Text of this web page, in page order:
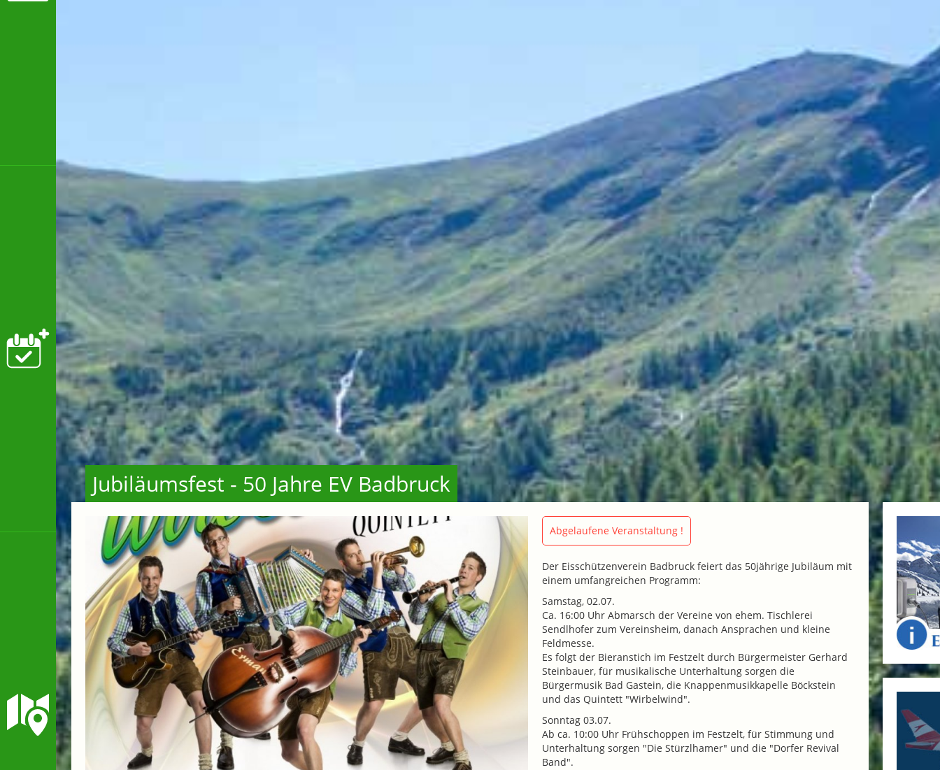
Jubiläumsfest - 50 Jahre EV Badbruck
Abgelaufene Veranstaltung !
Der Eisschützenverein Badbruck feiert das 50jährige Jubiläum mit
einem umfangreichen Programm:
Samstag, 02.07.
Ca. 16:00 Uhr Abmarsch der Vereine von ehem. Tischlerei
Sendlhofer zum Vereinsheim, danach Ansprachen und kleine
Feldmesse.
Es folgt der Bieranstich im Festzelt durch Bürgermeister Gerhard
Steinbauer, für musikalische Unterhaltung sorgen die
Bürgermusik Bad Gastein, die Knappenmusikkapelle Böckstein
und das Quintett "Wirbelwind".
Sonntag 03.07.
Ab ca. 10:00 Uhr Frühschoppen im Festzelt, für Stimmung und
Unterhaltung sorgen "Die Stürzlhamer" und die "Dorfer Revival
Band".